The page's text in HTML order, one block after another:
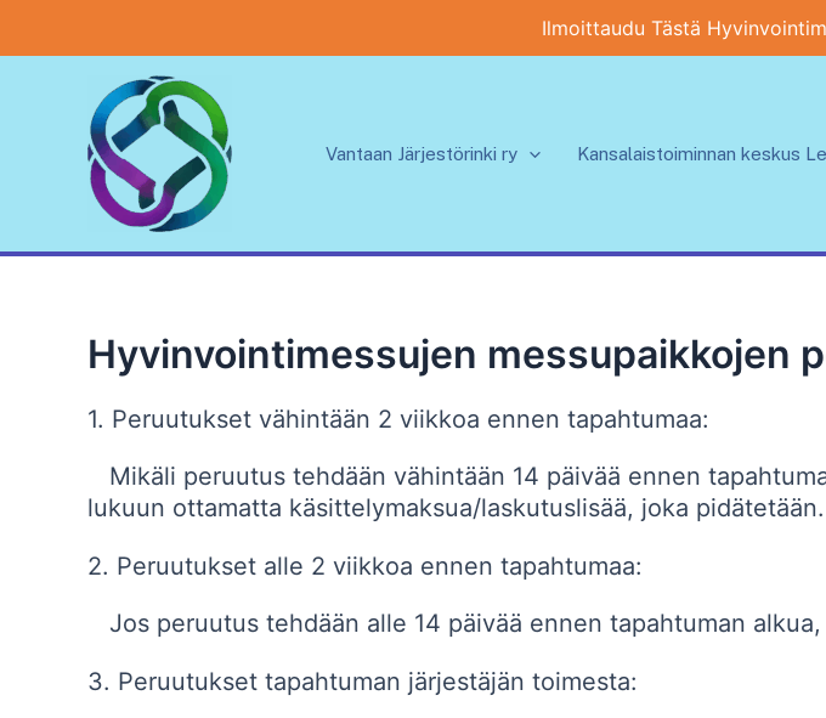
Ilmoittaudu Tästä
Vantaan Järjestörinki ry Kansalaistoiminnan keskus
Hyvinvointimessujen messupaikkojen
1. Peruutukset vähintään 2 viikkoa ennen tapahtumaa:
Mikäli peruutus tehdään vähintään 14 päivää ennen
lukuun ottamatta käsittelymaksua/laskutuslisää, joka pidätetään.
2. Peruutukset alle 2 viikkoa ennen tapahtumaa:
Jos peruutus tehdään alle 14 päivää ennen tapahtuman
3. Peruutukset tapahtuman järjestäjän toimesta: